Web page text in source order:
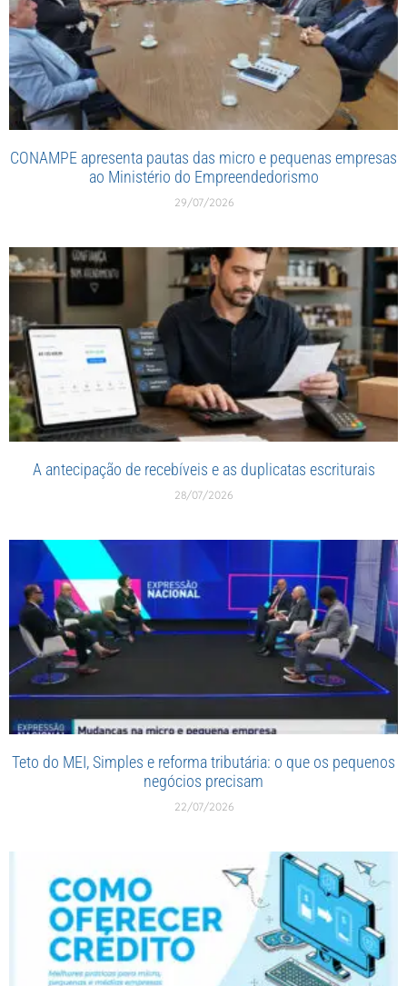
CONAMPE apresenta pautas das micro e pequenas empresas
ao Ministério do Empreendedorismo
29/07/2026
A antecipação de recebíveis e as duplicatas escriturais
28/07/2026
Teto do MEI, Simples e reforma tributária: o que os pequenos
negócios precisam
22/07/2026